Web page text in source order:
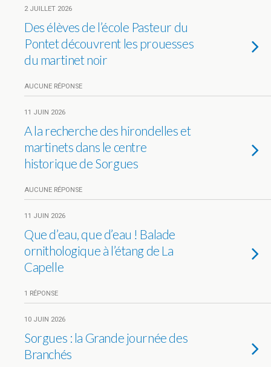
2 JUILLET 2026
Des élèves de l’école Pasteur du
Pontet découvrent les prouesses
du martinet noir
AUCUNE RÉPONSE
11 JUIN 2026
A la recherche des hirondelles et
martinets dans le centre
historique de Sorgues
AUCUNE RÉPONSE
11 JUIN 2026
Que d’eau, que d’eau ! Balade
ornithologique à l’étang de La
Capelle
1 RÉPONSE
10 JUIN 2026
Sorgues : la Grande journée des
Branchés